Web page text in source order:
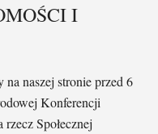
I
naszej stronie przed 6
Konferencji
Społecznej